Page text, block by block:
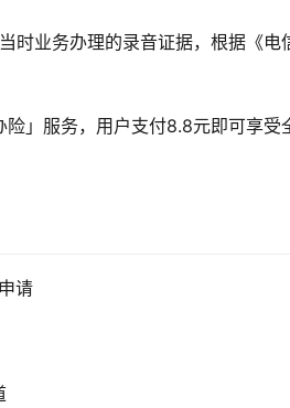
时业务办理的录音证据，根据《
」服务，用户支付8.8元即可享受
请